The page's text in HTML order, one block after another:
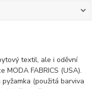
textil, ale i oděvní
MODA FABRICS (USA).
(použitá barviva